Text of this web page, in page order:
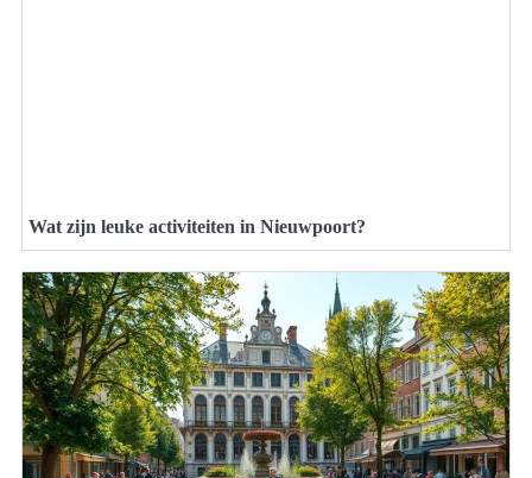
Wat zijn leuke activiteiten in Nieuwpoort?